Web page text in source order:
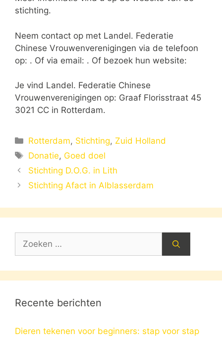
stichting.
Neem contact op met Landel. Federatie
Chinese Vrouwenverenigingen via de telefoon
op: . Of via email: . Of bezoek hun website:
Je vind Landel. Federatie Chinese
Vrouwenverenigingen op: Graaf Florisstraat 45
3021 CC in Rotterdam.
Categorieën
Rotterdam, Stichting, Zuid Holland
Tags
Donatie, Goed doel
Stichting D.O.G. in Lith
Stichting Afact in Alblasserdam
Zoek
Recente berichten
Dieren tekenen voor beginners: stap voor stap